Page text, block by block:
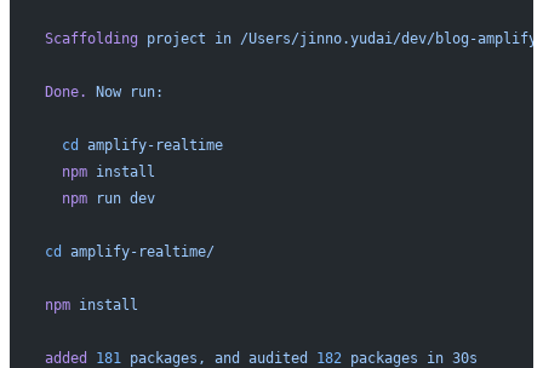
Scaffolding project in /Users/jinno.yudai/dev/blog-
Done. Now run:
  cd
amplify-realtime
  npm
install
  npm
run dev
cd amplify-realtime/
npm install
added 181 packages, and audited 182 packages in 30s